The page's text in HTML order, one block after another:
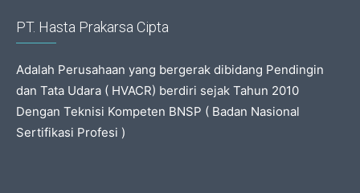
PT. Hasta Prakarsa Cipta
Adalah Perusahaan yang bergerak dibidang Pendingin
dan Tata Udara ( HVACR) berdiri sejak Tahun 2010
Dengan Teknisi Kompeten BNSP ( Badan Nasional
Sertifikasi Profesi )